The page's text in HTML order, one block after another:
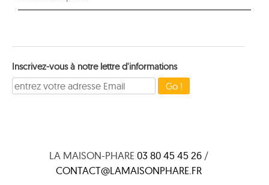
Inscrivez-vous à notre lettre d'informations
LA MAISON-PHARE03 80 45 45 26 /
CONTACT@LAMAISONPHARE.FR